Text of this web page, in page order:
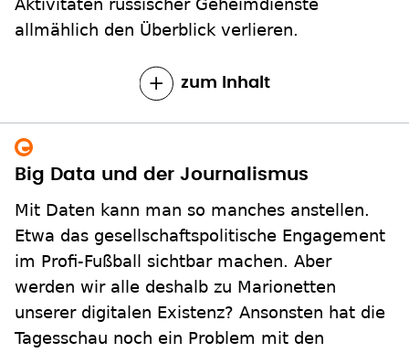
Aktivitäten russischer Geheimdienste
allmählich den Überblick verlieren.
zum Inhalt
Big Data und der Journalismus
Mit Daten kann man so manches anstellen.
Etwa das gesellschaftspolitische Engagement
im Profi-Fußball sichtbar machen. Aber
werden wir alle deshalb zu Marionetten
unserer digitalen Existenz? Ansonsten hat die
Tagesschau noch ein Problem mit den